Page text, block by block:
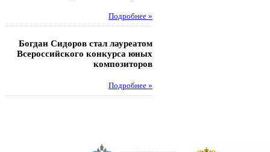
Подробнее »
Богдан Сидоров стал лауреатом
Всероссийского конкурса юных
композиторов
Подробнее »